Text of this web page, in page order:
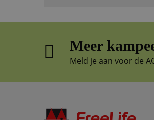
Meer
Meld je aan voor de